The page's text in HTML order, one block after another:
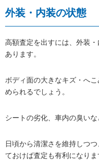
外装・内装の状態
高額査定を出すには、外装
あります。
ボディ面の大きなキズ・へ
められるでしょう。
シートの劣化、車内の臭い
日頃から清潔さを維持しつ
ておけば査定も有利になりま